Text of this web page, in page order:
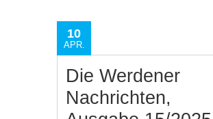
10
APR.
Die Werdener
Nachrichten,